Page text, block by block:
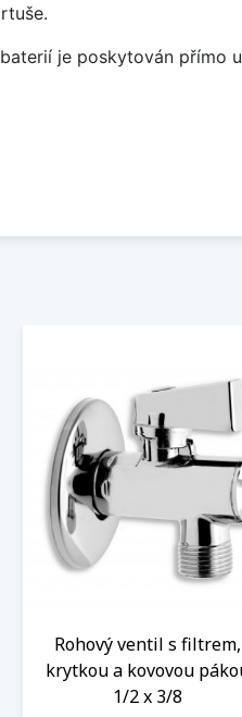
je poskytován přímo
Rohový ventil s filtrem,
krytkou a kovovou
1/2 x 3/8